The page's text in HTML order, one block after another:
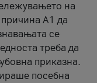
на
А1 да
се
треба да
приказна.
посебна